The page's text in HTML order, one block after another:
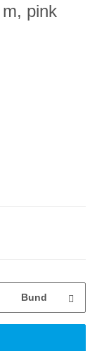
pink
Bund